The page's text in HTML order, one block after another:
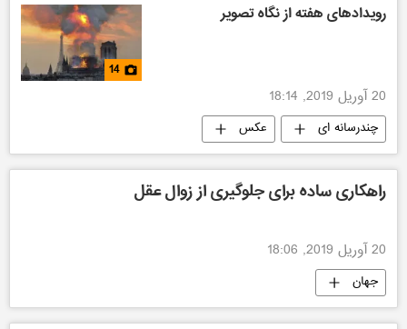
رویدادهای هفته از نگاه تصویر
14
20 آوریل 2019, 18:14
چندرسانه ای عکس
راهکاری ساده برای جلوگیری از زوال عقل
20 آوریل 2019, 18:06
جهان